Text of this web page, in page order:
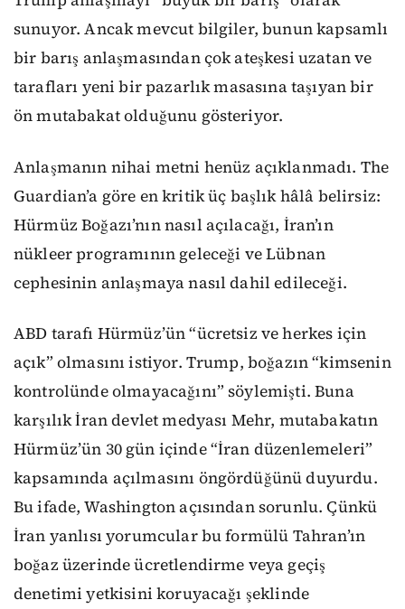
sunuyor. Ancak mevcut bilgiler, bunun kapsamlı
bir barış anlaşmasından çok ateşkesi uzatan ve
tarafları yeni bir pazarlık masasına taşıyan bir
ön mutabakat olduğunu gösteriyor.
Anlaşmanın nihai metni henüz açıklanmadı. The
Guardian’a göre en kritik üç başlık hâlâ belirsiz:
Hürmüz Boğazı’nın nasıl açılacağı, İran’ın
nükleer programının geleceği ve Lübnan
cephesinin anlaşmaya nasıl dahil edileceği.
ABD tarafı Hürmüz’ün “ücretsiz ve herkes için
açık” olmasını istiyor. Trump, boğazın “kimsenin
kontrolünde olmayacağını” söylemişti. Buna
karşılık İran devlet medyası Mehr, mutabakatın
Hürmüz’ün 30 gün içinde “İran düzenlemeleri”
kapsamında açılmasını öngördüğünü duyurdu.
Bu ifade, Washington açısından sorunlu. Çünkü
İran yanlısı yorumcular bu formülü Tahran’ın
boğaz üzerinde ücretlendirme veya geçiş
denetimi yetkisini koruyacağı şeklinde